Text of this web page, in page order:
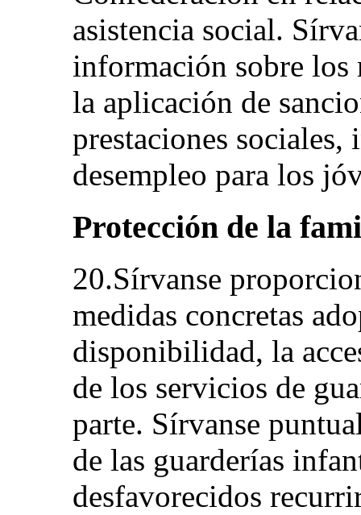
asistencia social.
información sobre los
la aplicación de
prestaciones sociales,
desempleo para los
Protección de la
20.Sírvanse
medidas concretas
disponibilidad, la
de los servicios de
parte. Sírvanse
de las guarderías
desfavorecidos